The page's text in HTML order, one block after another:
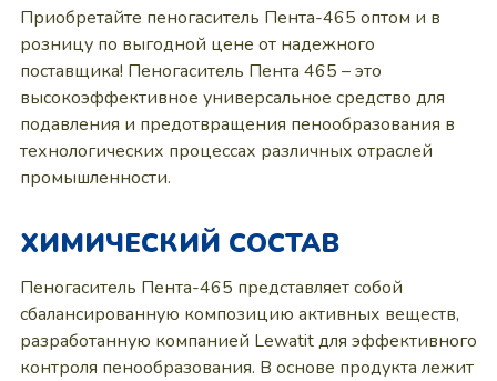
Приобретайте пеногаситель Пента-465 оптом и в
розницу по выгодной цене от надежного
поставщика! Пеногаситель Пента 465 – это
высокоэффективное универсальное средство для
подавления и предотвращения пенообразования в
технологических процессах различных отраслей
промышленности.
ХИМИЧЕСКИЙ СОСТАВ
Пеногаситель Пента-465 представляет собой
сбалансированную композицию активных веществ,
разработанную компанией Lewatit для эффективного
контроля пенообразования. В основе продукта лежит